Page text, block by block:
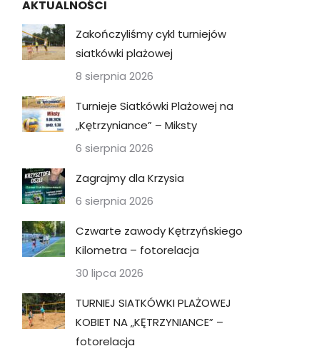
AKTUALNOŚCI
Zakończyliśmy cykl turniejów
siatkówki plażowej
8 sierpnia 2026
Turnieje Siatkówki Plażowej na
„Kętrzyniance” – Miksty
6 sierpnia 2026
Zagrajmy dla Krzysia
6 sierpnia 2026
Czwarte zawody Kętrzyńskiego
Kilometra – fotorelacja
30 lipca 2026
TURNIEJ SIATKÓWKI PLAŻOWEJ
KOBIET NA „KĘTRZYNIANCE” –
fotorelacja